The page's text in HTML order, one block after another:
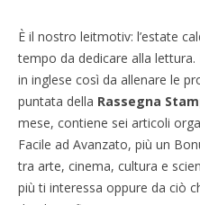
È il nostro leitmotiv: l’estate
tempo da dedicare alla
in inglese così da allenare le
puntata della Rassegna
mese, contiene sei articoli
Facile ad Avanzato, più un
tra arte, cinema, cultura e
più ti interessa oppure da ciò